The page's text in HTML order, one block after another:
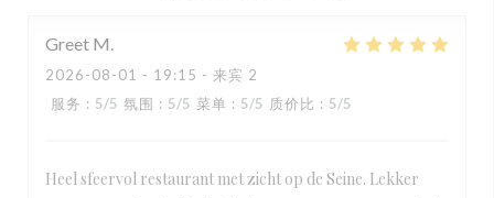
Greet M
2026-08-01 - 19:15 - 来宾 2
服务 : 5/5 氛围 : 5/5 菜单 : 5/5 质价比 : 5/5
Heel sfeervol restaurant met zicht op de Seine. Lekker